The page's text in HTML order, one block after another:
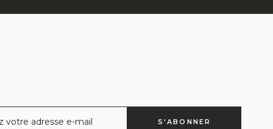
Djibouti (DJF
Fdj)
S'ABONNER